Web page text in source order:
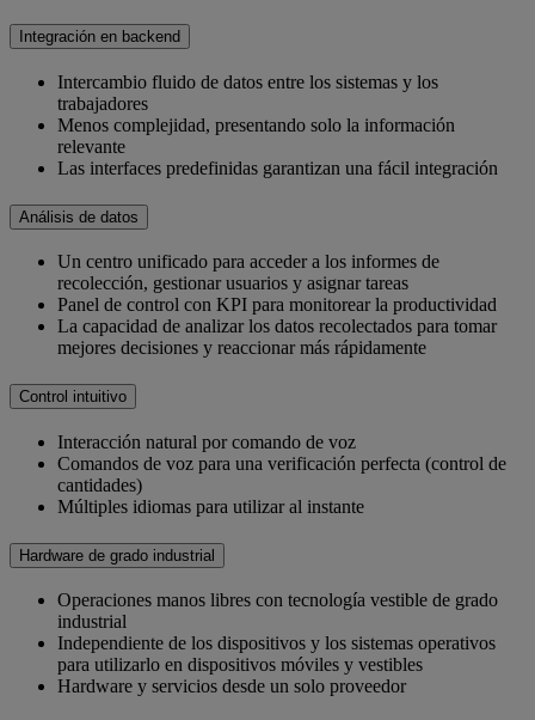
Integración en backend
Intercambio fluido de datos entre los sistemas y los
trabajadores
Menos complejidad, presentando solo la información
relevante
Las interfaces predefinidas garantizan una fácil integración
Análisis de datos
Un centro unificado para acceder a los informes de
recolección, gestionar usuarios y asignar tareas
Panel de control con KPI para monitorear la productividad
La capacidad de analizar los datos recolectados para tomar
mejores decisiones y reaccionar más rápidamente
Control intuitivo
Interacción natural por comando de voz
Comandos de voz para una verificación perfecta (control de
cantidades)
Múltiples idiomas para utilizar al instante
Hardware de grado industrial
Operaciones manos libres con tecnología vestible de grado
industrial
Independiente de los dispositivos y los sistemas operativos
para utilizarlo en dispositivos móviles y vestibles
Hardware y servicios desde un solo proveedor